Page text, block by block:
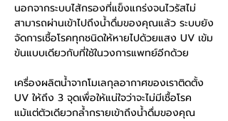
นอกจากระบบไส้กรองที่แข็งแกร่งจนไวรัสไม่
สามารถผ่านเข้าไปถึงน้ำดื่มของคุณแล้ว ระบบยัง
จัดการเชื้อโรคทุกชนิดให้หายไปด้วยแสง UV เข้ม
ข้นแบบเดียวกับที่ใช้ในวงการแพทย์อีกด้วย
เครื่องผลิตน้ำจากโมเลกุลอากาศของเราติดตั้ง
UV ให้ถึง 3 จุดเพื่อให้แน่ใจว่าจะไม่มีเชื้อโรค
แม้แต่ตัวเดียวกล้ำกรายเข้าถึงน้ำดื่มของคุณ